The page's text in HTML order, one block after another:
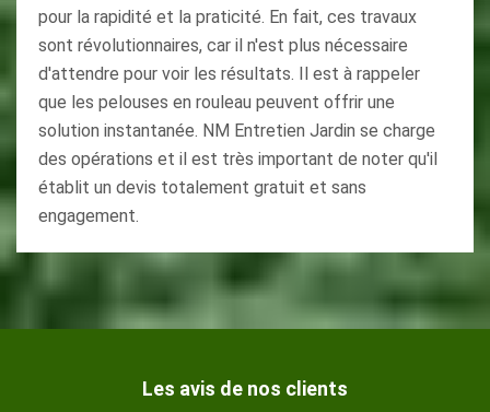
pour la rapidité et la praticité. En fait, ces travaux
sont révolutionnaires, car il n'est plus nécessaire
d'attendre pour voir les résultats. Il est à rappeler
que les pelouses en rouleau peuvent offrir une
solution instantanée. NM Entretien Jardin se charge
des opérations et il est très important de noter qu'il
établit un devis totalement gratuit et sans
engagement.
Les avis de nos clients